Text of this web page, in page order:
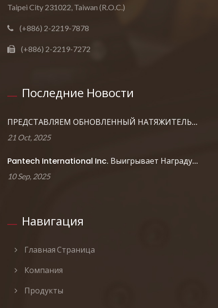
Taipei City 231022, Taiwan (R.O.C.)
(+886) 2-2219-7878
(+886) 2-2219-7272
Последние Новости
ПРЕДСТАВЛЯЕМ ОБНОВЛЕННЫЙ НАТЯЖИТЕЛЬ...
21 Oct, 2025
Pantech International Inc. Выигрывает Награду...
10 Sep, 2025
Навигация
Главная Страница
Компания
Продукты